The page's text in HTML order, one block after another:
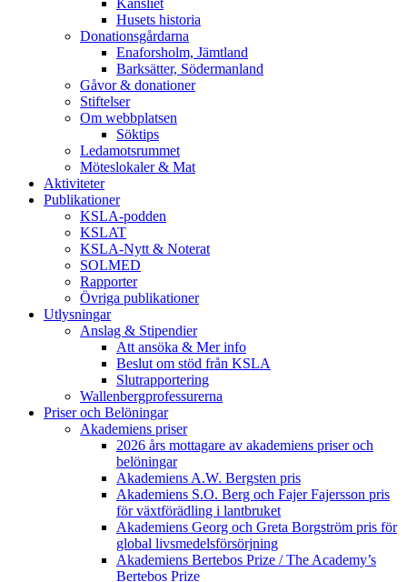
Kansliet
Husets historia
Donationsgårdarna
Enaforsholm, Jämtland
Barksätter, Södermanland
Gåvor & donationer
Stiftelser
Om webbplatsen
Söktips
Ledamotsrummet
Möteslokaler & Mat
Aktiviteter
Publikationer
KSLA-podden
KSLAT
KSLA-Nytt & Noterat
SOLMED
Rapporter
Övriga publikationer
Utlysningar
Anslag & Stipendier
Att ansöka & Mer info
Beslut om stöd från KSLA
Slutrapportering
Wallenbergprofessurerna
Priser och Belöningar
Akademiens priser
2026 års mottagare av akademiens priser och
belöningar
Akademiens A.W. Bergsten pris
Akademiens S.O. Berg och Fajer Fajersson pris
för växtförädling i lantbruket
Akademiens Georg och Greta Borgström pris för
global livsmedelsförsörjning
Akademiens Bertebos Prize / The Academy’s
Bertebos Prize